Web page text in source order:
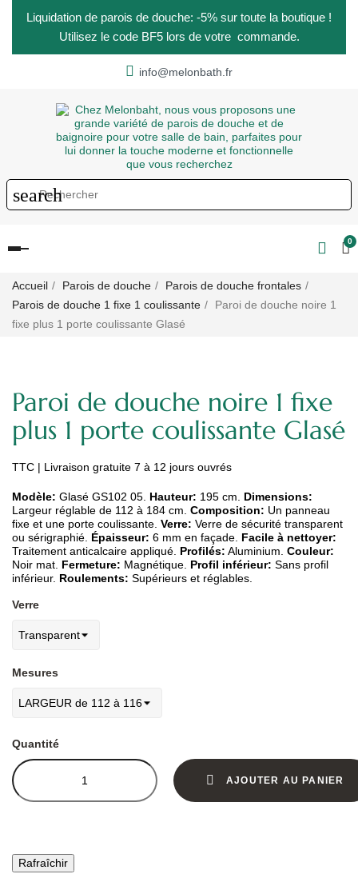
Liquidation de parois de douche: -5% sur toute la boutique !
Utilisez le code BF5 lors de votre commande.
info@melonbath.fr
search
Basculer
navigation
0
Accueil Parois de douche
Parois de douche frontales
Parois de douche 1 fixe 1 coulissante
Paroi de douche noire 1
fixe plus 1 porte coulissante Glasé
Paroi de douche noire 1 fixe
plus 1 porte coulissante Glasé
TTC | Livraison gratuite 7 à 12 jours ouvrés
Modèle: Glasé GS102 05. Hauteur: 195 cm. Dimensions:
Largeur réglable de 112 à 184 cm. Composition: Un panneau
fixe et une porte coulissante. Verre: Verre de sécurité transparent
ou sérigraphié. Épaisseur: 6 mm en façade. Facile à nettoyer:
Traitement anticalcaire appliqué. Profilés: Aluminium. Couleur:
Noir mat. Fermeture: Magnétique. Profil inférieur: Sans profil
inférieur. Roulements: Supérieurs et réglables.
Verre
Mesures
Quantité
AJOUTER AU PANIER